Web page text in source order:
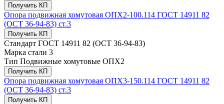
Получить КП
Опора подвижная хомутовая ОПХ2-100.114 ГОСТ 14911 82
(ОСТ 36-94-83) ст.3
Получить КП
Стандарт ГОСТ 14911 82 (ОСТ 36-94-83)
Марка стали 3
Тип Подвижные хомутовые ОПХ2
Получить КП
Опора подвижная хомутовая ОПХ3-150.114 ГОСТ 14911 82
(ОСТ 36-94-83) ст.3
Получить КП